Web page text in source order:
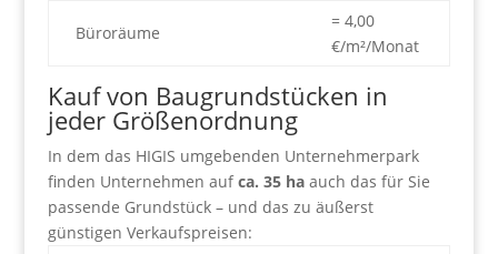
Büroräume
= 4,00
€/m²/Monat
Kauf von Baugrundstücken in
jeder Größenordnung
In dem das HIGIS umgebenden Unternehmerpark
finden Unternehmen aufca. 35 haauch das für Sie
passende Grundstück – und das zu äußerst
günstigen Verkaufspreisen: